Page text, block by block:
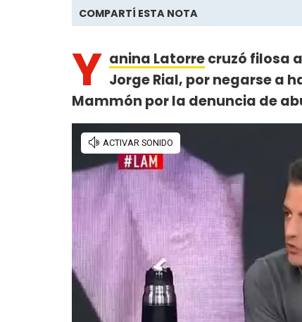
COMPARTÍ ESTA NOTA
Y anina Latorrecruzó filosa a
Jorge Rial, por negarse a
Mammón por la denuncia de